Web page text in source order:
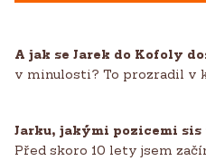
A jak se Jarek do Kofoly
v minulosti? To prozradil v
Jarku, jakými pozicemi
Před skoro 10 lety jsem